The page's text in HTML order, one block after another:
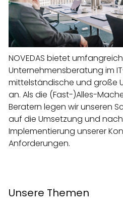
NOVEDAS bietet
Unternehmensberatung im
mittelständische und große
an. Als die (Fast-)Alles-
Beratern legen wir unseren
auf die Umsetzung und
Implementierung unserer
Anforderungen.
Unsere Themen